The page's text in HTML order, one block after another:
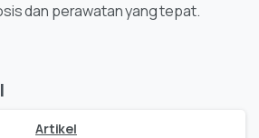
dan perawatan yang tepat.
Artikel